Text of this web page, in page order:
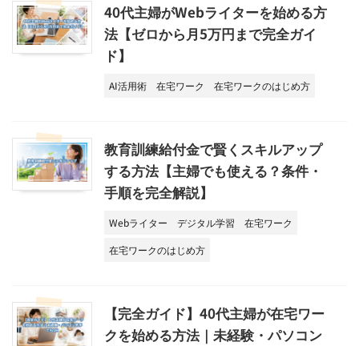
40代主婦がWebライターを始める方
法【ゼロから月5万円まで完全ガイ
ド】
AI活用術 在宅ワーク 在宅ワークのはじめ方
教育訓練給付金で賢くスキルアップ
する方法【主婦でも使える？条件・
手順を完全解説】
Webライター デジタル学習
在宅ワーク
在宅ワークのはじめ方
【完全ガイド】40代主婦が在宅ワー
クを始める方法｜未経験・パソコン